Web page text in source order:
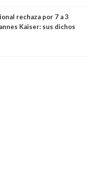
rechaza por 7 a 3
Kaiser: sus dichos
porque no es diputado